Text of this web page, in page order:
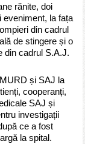
rănite, doi
eveniment, la fața
din cadrul
de stingere și o
din cadrul S.A.J.
și SAJ la
cooperanți,
SAJ și
investigații
ce a fost
la spital.